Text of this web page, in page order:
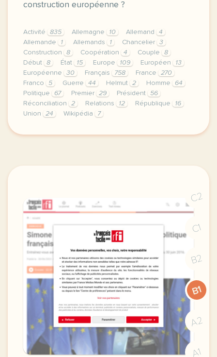
construction européenne ?
Activité 835 Allemagne 10 Allemand
4
Allemande
1 Allemands 1 Chancelier
3
Construction
8 Coopération 4 Couple
8
Début
8 État 15 Europe 109 Européen
13
Européenne
30 Français 758 France
270
Franco
5 Guerre 44 Helmut 2 Homme
64
Politique
67 Premier 29 Président
56
Réconciliation
2 Relations 12 République
16
Union
24 Wikipédia 7
le respect de votre vie privee est une priorite
C2
C1
B2
B1
A2
A1